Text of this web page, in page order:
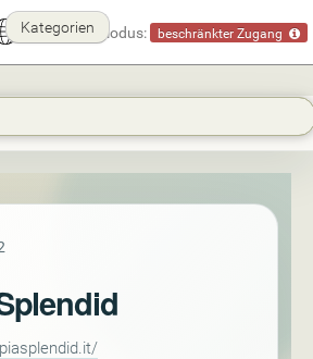
Demomodus: beschränkter Zugang
Kategorien